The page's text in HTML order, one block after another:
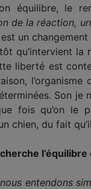
équilibre, le
de la réaction,
un
qu’intervient
liberté est
l’organisme
Son je
fois qu’on le
chien, du fait
cherche
entendons